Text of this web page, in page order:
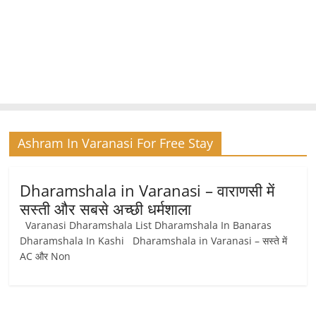
Ashram In Varanasi For Free Stay
Dharamshala in Varanasi – वाराणसी में
सस्ती और सबसे अच्छी धर्मशाला
Varanasi Dharamshala List Dharamshala In Banaras
Dharamshala In Kashi Dharamshala in Varanasi – सस्ते में
AC और Non